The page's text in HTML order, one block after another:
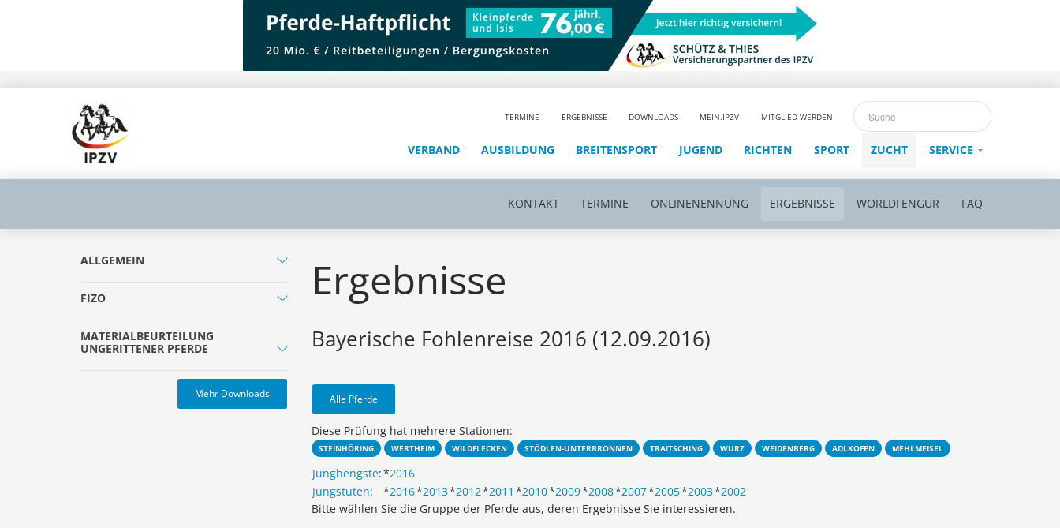
TERMINE ERGEBNISSE DOWNLOADS MEIN.IPZV MITGLIED WERDEN
VERBAND AUSBILDUNG BREITENSPORT JUGEND RICHTEN SPORT ZUCHT SERVICE
KONTAKT TERMINE ONLINENENNUNG ERGEBNISSE WORLDFENGUR FAQ
ALLGEMEIN
FIZO
MATERIALBEURTEILUNG
UNGERITTENER PFERDE
Mehr Downloads
Ergebnisse
Bayerische Fohlenreise 2016 (12.09.2016)
Alle Pferde
Diese Prüfung hat mehrere Stationen:
STEINHÖRING WERTHEIM WILDFLECKEN STÖDLEN-UNTERBRONNEN TRAITSCHING WURZ WEIDENBERG ADLKOFEN MEHLMEISEL
Junghengste:*2016
Jungstuten: *2016*2013*2012*2011 *2010*2009*2008*2007*2005*2003*2002
Bitte wählen Sie die Gruppe der Pferde aus, deren Ergebnisse Sie interessieren.